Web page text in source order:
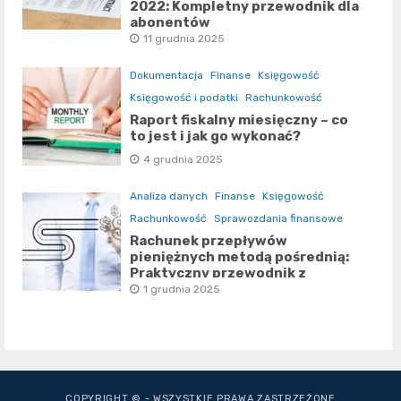
2022: Kompletny przewodnik dla
abonentów
11 grudnia 2025
Dokumentacja Finanse Księgowość
Księgowość i podatki
Rachunkowość
Raport fiskalny miesięczny – co
to jest i jak go wykonać?
4 grudnia 2025
Analiza danych Finanse Księgowość
Rachunkowość
Sprawozdania finansowe
Rachunek przepływów
pieniężnych metodą pośrednią:
Praktyczny przewodnik z
użyciem Excela
1 grudnia 2025